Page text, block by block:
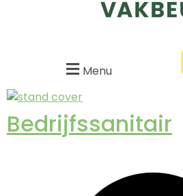
Menu
Bedrijfssanitair